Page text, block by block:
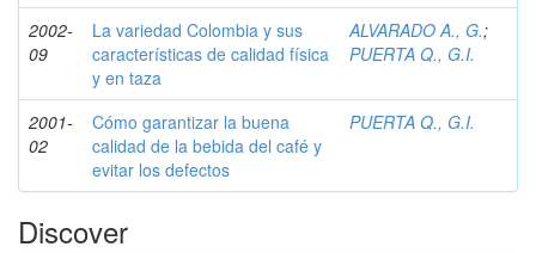
2002-
09
La variedad Colombia y sus
características de calidad física
y en taza
ALVARADO A., G.;
PUERTA Q., G.I.
2001-
02
Cómo garantizar la buena
calidad de la bebida del café y
evitar los defectos
PUERTA Q., G.I.
Discover